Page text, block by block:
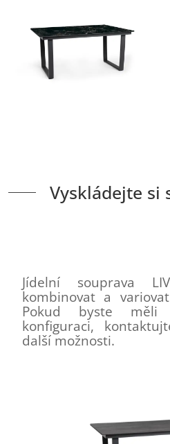
Vyskládejte si
Jídelní souprava
kombinovat a
Pokud byste
konfiguraci,
další možnosti.